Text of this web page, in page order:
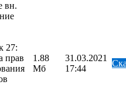
вн.
27:
прав
1.88
Мб
31.03.2021
17:44